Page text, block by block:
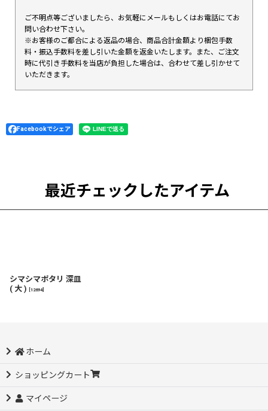
ご不明点等ございましたら、お気軽にメールもしくはお電話にてお
問い合わせ下さい。
※お客様のご都合による返品の場合、商品合計金額より梱包手数
料・振込手数料を差し引いた金額を返金いたします。また、ご注文
時に代引き手数料を当店が負担した場合は、合わせて差し引かせて
いただきます。
Facebookでシェア
最近チェックしたアイテム
シマシマポタリ 深皿
( 大 )
12694]
ホーム
ショッピングカート
マイページ